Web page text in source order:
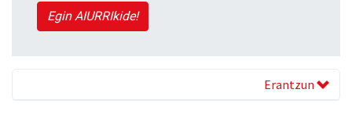
Egin AIURRIkide!
Erantzun